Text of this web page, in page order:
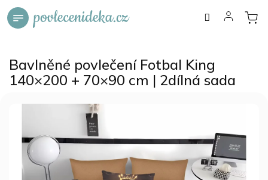
Přejít
na
Bavlněné povlečení Fotbal King
140×200 + 70×90 cm | 2dílná sada